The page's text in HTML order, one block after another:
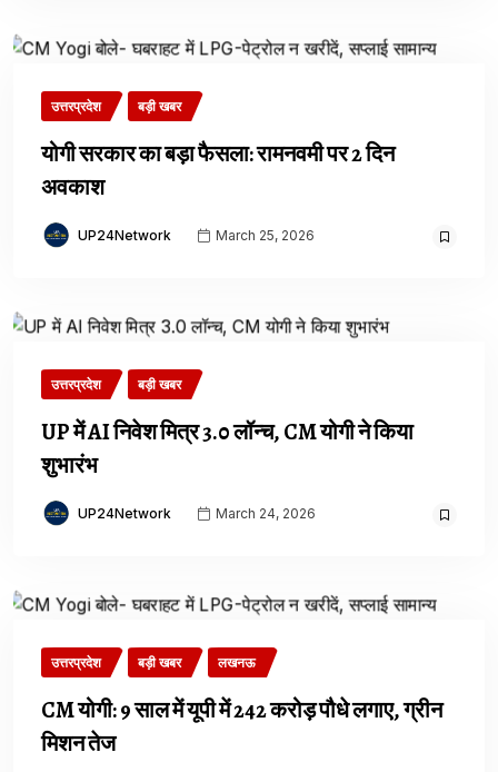
उत्तरप्रदेश बड़ी खबर
योगी सरकार का बड़ा फैसला: रामनवमी पर 2 दिन
अवकाश
UP24Network March 25, 2026
उत्तरप्रदेश बड़ी खबर
UP में AI निवेश मित्र 3.0 लॉन्च, CM योगी ने किया
शुभारंभ
UP24Network March 24, 2026
उत्तरप्रदेश बड़ी खबर लखनऊ
CM योगी: 9 साल में यूपी में 242 करोड़ पौधे लगाए, ग्रीन
मिशन तेज